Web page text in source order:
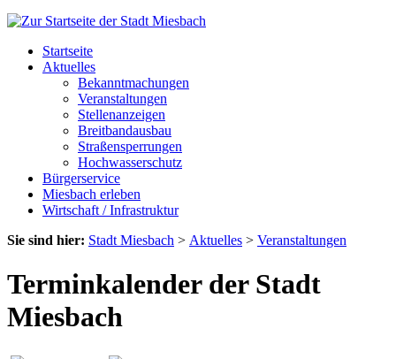
Startseite
Aktuelles
Bekanntmachungen
Veranstaltungen
Stellenanzeigen
Breitbandausbau
Straßensperrungen
Hochwasserschutz
Bürgerservice
Miesbach erleben
Wirtschaft / Infrastruktur
Sie sind hier: Stadt Miesbach > Aktuelles > Veranstaltungen
Terminkalender der Stadt
Miesbach